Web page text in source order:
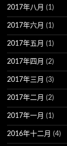
2017年八月 (1)
2017年六月 (1)
2017年五月 (1)
2017年四月 (2)
2017年三月 (3)
2017年二月 (2)
2017年一月 (1)
2016年十二月 (4)